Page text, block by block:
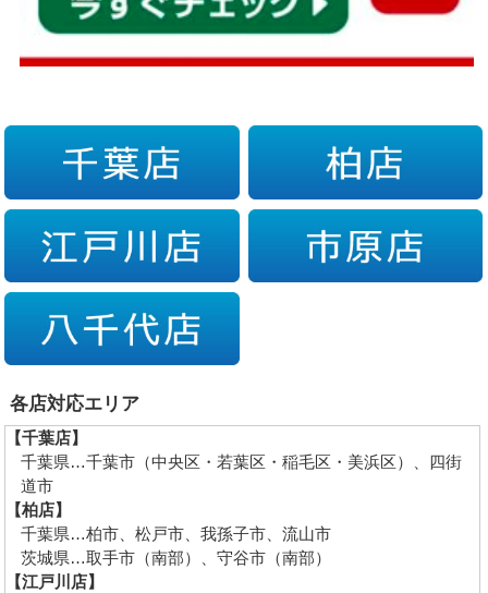
各店対応エリア
【千葉店】
千葉県…千葉市（中央区・若葉区・稲毛区・美浜区）、四街
道市
【柏店】
千葉県…柏市、松戸市、我孫子市、流山市
茨城県…取手市（南部）、守谷市（南部）
【江戸川店】